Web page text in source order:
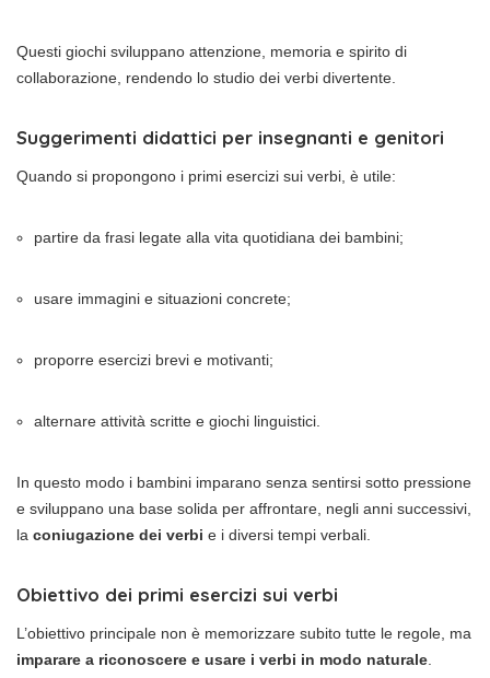
Questi giochi sviluppano attenzione, memoria e spirito di
collaborazione, rendendo lo studio dei verbi divertente.
Suggerimenti didattici per insegnanti e genitori
Quando si propongono i primi esercizi sui verbi, è utile:
partire da frasi legate alla vita quotidiana dei bambini;
usare immagini e situazioni concrete;
proporre esercizi brevi e motivanti;
alternare attività scritte e giochi linguistici.
In questo modo i bambini imparano senza sentirsi sotto pressione
e sviluppano una base solida per affrontare, negli anni successivi,
la coniugazione dei verbi e i diversi tempi verbali.
Obiettivo dei primi esercizi sui verbi
L’obiettivo principale non è memorizzare subito tutte le regole, ma
imparare a riconoscere e usare i verbi in modo naturale